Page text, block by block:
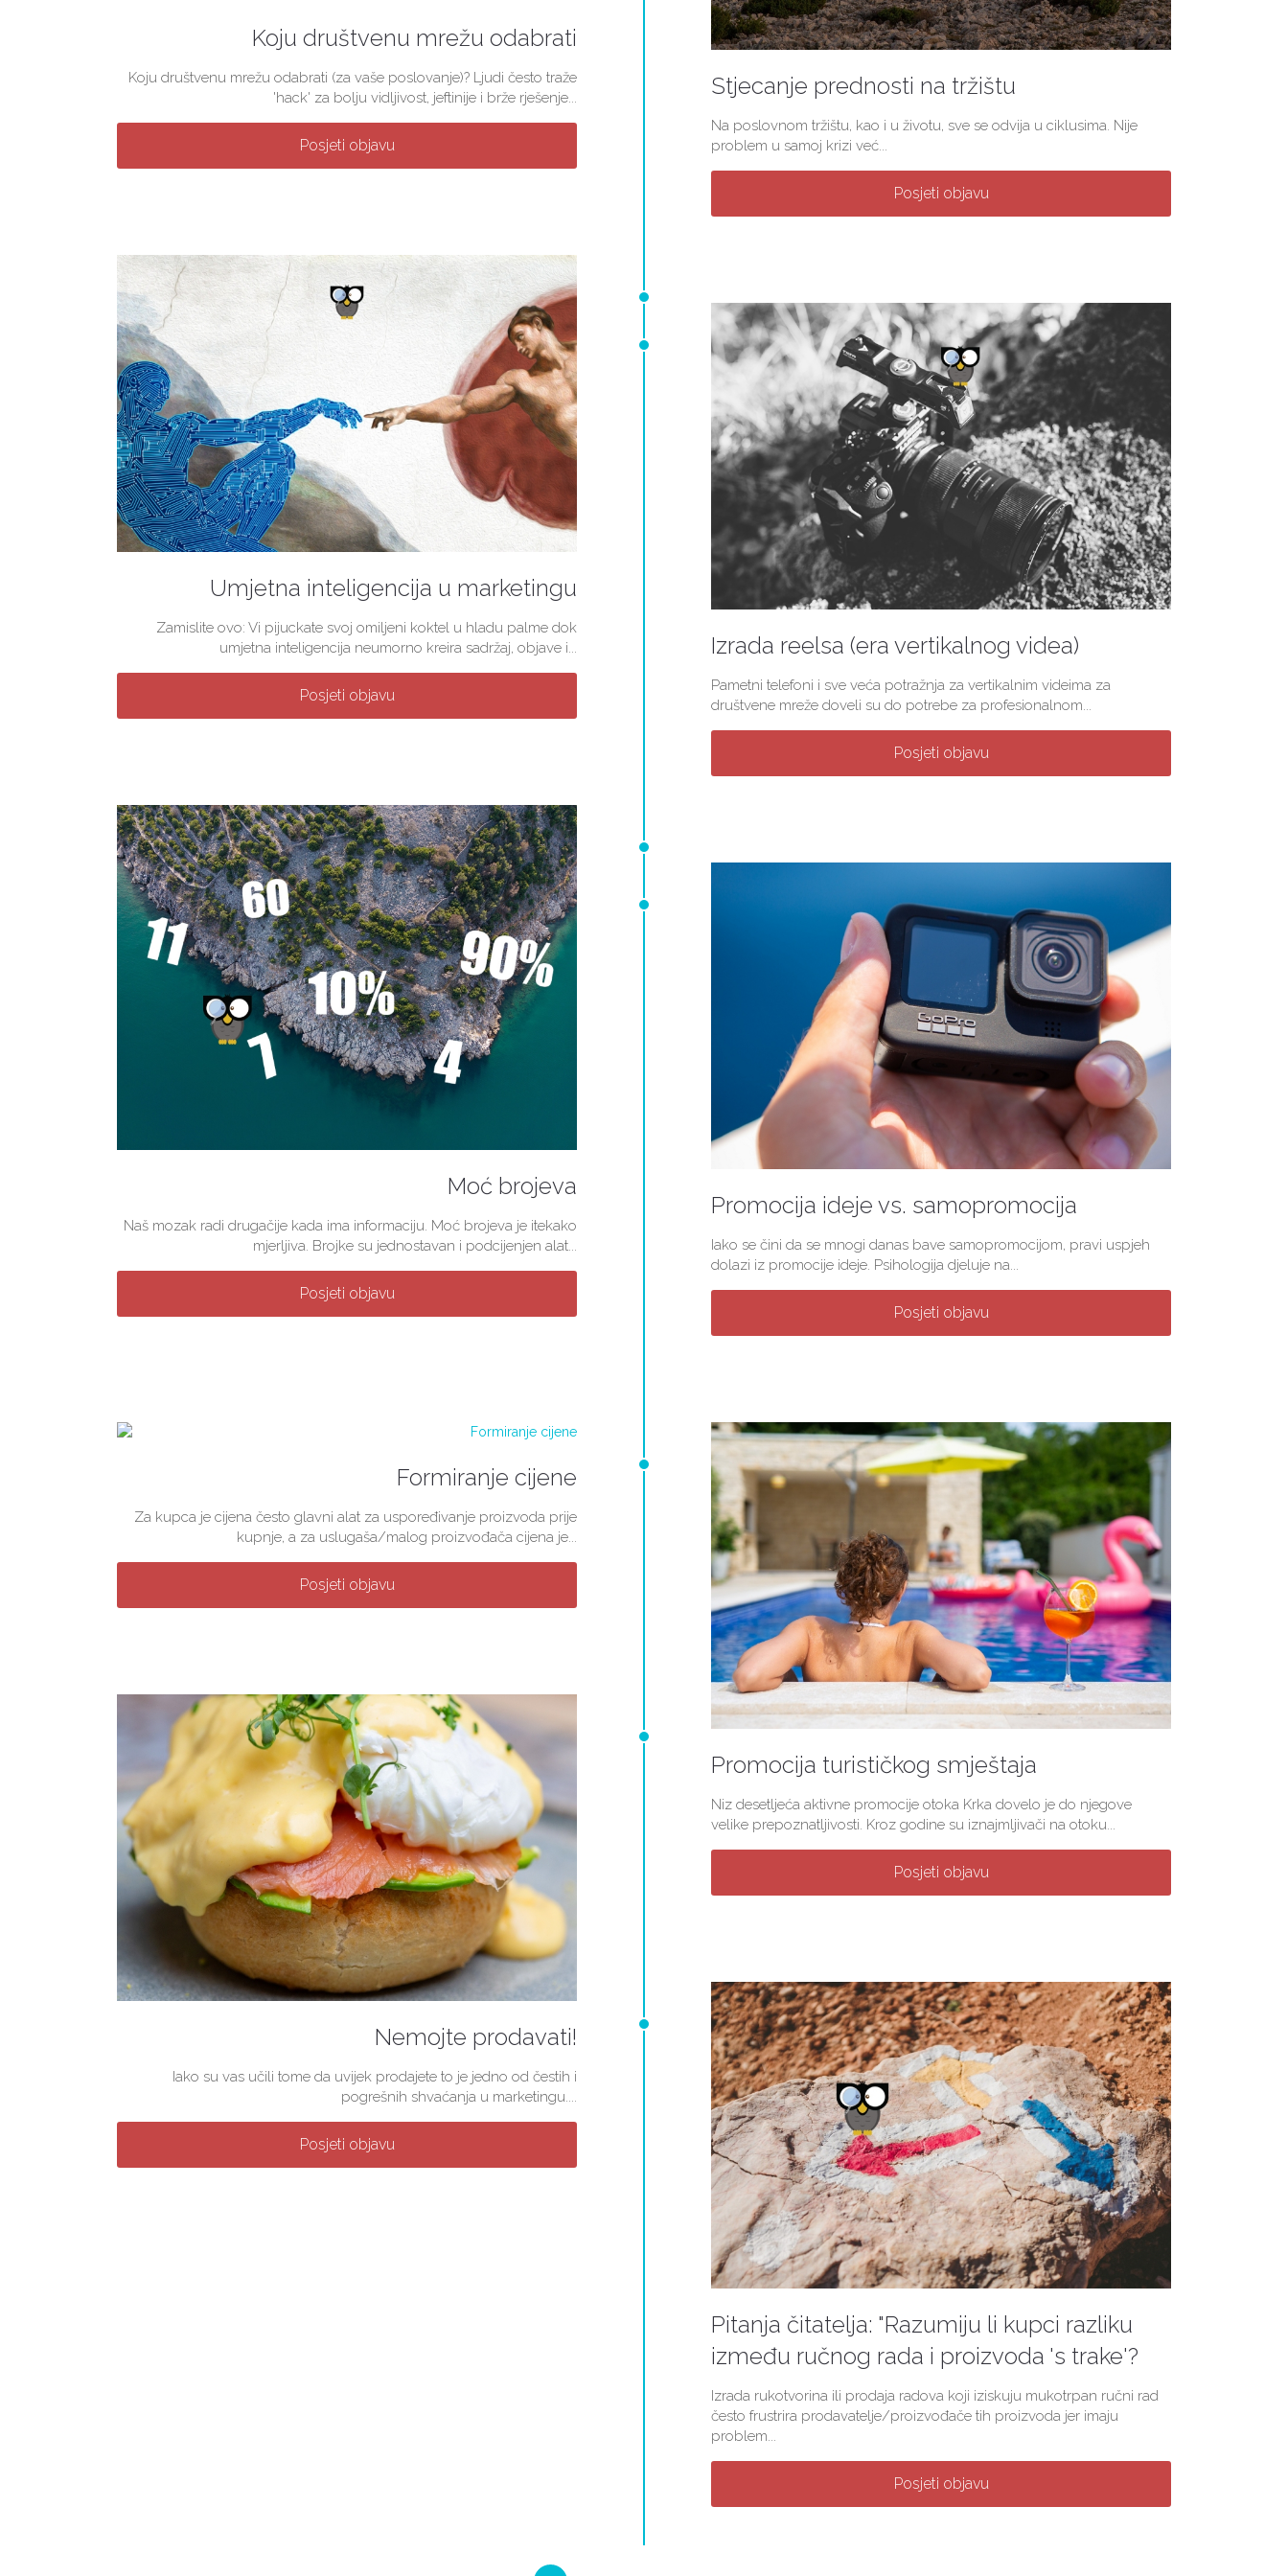
Koju društvenu mrežu odabrati
Koju društvenu mrežu odabrati (za vaše poslovanje)? Ljudi često traže
'hack' za bolju vidljivost, jeftinije i brže rješenje...
Posjeti objavu
Stjecanje prednosti na tržištu
Na poslovnom tržištu, kao i u životu, sve se odvija u ciklusima. Nije
problem u samoj krizi već...
Posjeti objavu
Umjetna inteligencija u marketingu
Zamislite ovo: Vi pijuckate svoj omiljeni koktel u hladu palme dok
umjetna inteligencija neumorno kreira sadržaj, objave i...
Posjeti objavu
Izrada reelsa (era vertikalnog videa)
Pametni telefoni i sve veća potražnja za vertikalnim videima za
društvene mreže doveli su do potrebe za profesionalnom...
Posjeti objavu
Moć brojeva
Naš mozak radi drugačije kada ima informaciju. Moć brojeva je itekako
mjerljiva. Brojke su jednostavan i podcijenjen alat...
Posjeti objavu
Promocija ideje vs. samopromocija
Iako se čini da se mnogi danas bave samopromocijom, pravi uspjeh
dolazi iz promocije ideje. Psihologija djeluje na...
Posjeti objavu
Promocija turističkog smještaja
Niz desetljeća aktivne promocije otoka Krka dovelo je do njegove
velike prepoznatljivosti. Kroz godine su iznajmljivači na otoku...
Posjeti objavu
Formiranje cijene
Za kupca je cijena često glavni alat za uspoređivanje proizvoda prije
kupnje, a za uslugaša/malog proizvođača cijena je...
Posjeti objavu
Nemojte prodavati!
Iako su vas učili tome da uvijek prodajete to je jedno od čestih i
pogrešnih shvaćanja u marketingu....
Posjeti objavu
Pitanja čitatelja: "Razumiju li kupci razliku
između ručnog rada i proizvoda 's trake'?
Izrada rukotvorina ili prodaja radova koji iziskuju mukotrpan ručni rad
često frustrira prodavatelje/proizvođače tih proizvoda jer imaju
problem...
Posjeti objavu